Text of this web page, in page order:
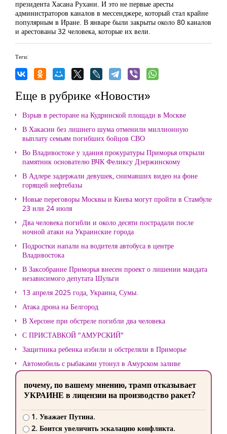
президента Хасана Рухани. И это не первые аресты
администраторов каналов в мессенджере, который стал крайне
популярным в Иране. В январе были закрыты около 80 каналов
и арестованы 32 человека, которые их вели.
Теги:
Еще в рубрике «Новости»
Взрыв в ресторане на Кудринской площади в Москве
В Хакасии без лишнего шума отменили миллионную
выплату семьям погибших бойцов СВО
Во Владивостоке у здания прокуратуры Приморья открыли
памятник основателю ВЧК Феликсу Дзержинскому
В Адлере задержали девушек, снимавших видео на фоне
горящей нефтебазы
Новые переговоры Москвы и Киева могут пройти в Стамбуле
23 или 24 июля
Два человека погибли и около десяти пострадали после
ночной атаки на Украинские города
Подростки напали на водителя автобуса в центре
Владивостока
В Заксобрание Приморья внесен проект о лишении мандата
независимого депутата Шульги
13 апреля 2025 года, Украина, Сумы.
Атака дрона на Белгород
В Херсоне при обстреле погибли два человека
С ПРИСТАВКОЙ "АМУРСКИЙ"
Защитника ребенка избили и обстреляли в Приморье
Автомобиль с рыбаками утонул в Амурском заливе
почему, по вашему мнению, трамп отказывает
УКРАИНЕ в лицензии на производство ракет?
1. Уважает Путина.
2. Боится увеличить эскалацию конфликта.